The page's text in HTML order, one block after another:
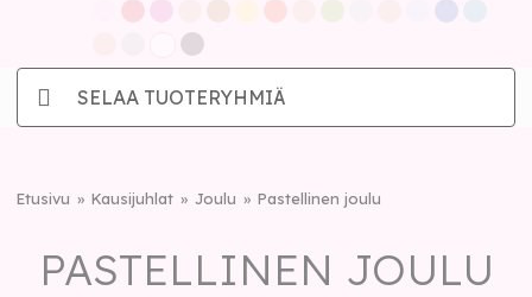
SELAA TUOTERYHMIÄ
Etusivu Kausijuhlat Joulu Pastellinen joulu
PASTELLINEN JOULU